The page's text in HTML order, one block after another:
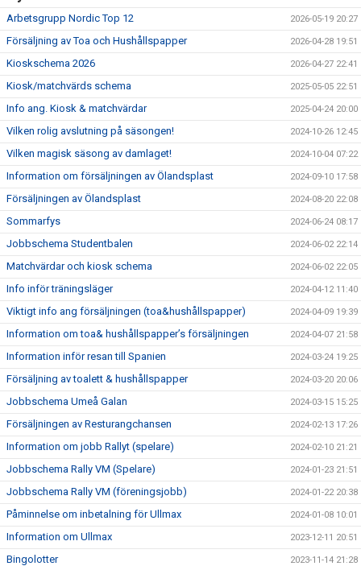
Arbetsgrupp Nordic Top 12 2026-05-19 20:27
Försäljning av Toa och Hushållspapper 2026-04-28 19:51
Kioskschema 2026 2026-04-27 22:41
Kiosk/matchvärds schema 2025-05-05 22:51
Info ang. Kiosk & matchvärdar 2025-04-24 20:00
Vilken rolig avslutning på säsongen! 2024-10-26 12:45
Vilken magisk säsong av damlaget! 2024-10-04 07:22
Information om försäljningen av Ölandsplast 2024-09-10 17:58
Försäljningen av Ölandsplast 2024-08-20 22:08
Sommarfys 2024-06-24 08:17
Jobbschema Studentbalen 2024-06-02 22:14
Matchvärdar och kiosk schema 2024-06-02 22:05
Info inför träningsläger 2024-04-12 11:40
Viktigt info ang försäljningen (toa&hushållspapper) 2024-04-09 19:39
Information om toa& hushållspapper’s försäljningen 2024-04-07 21:58
Information inför resan till Spanien 2024-03-24 19:25
Försäljning av toalett & hushållspapper 2024-03-20 20:06
Jobbschema Umeå Galan 2024-03-15 15:25
Försäljningen av Resturangchansen 2024-02-13 17:26
Information om jobb Rallyt (spelare) 2024-02-10 21:21
Jobbschema Rally VM (Spelare) 2024-01-23 21:51
Jobbschema Rally VM (föreningsjobb) 2024-01-22 20:38
Påminnelse om inbetalning för Ullmax 2024-01-08 10:01
Information om Ullmax 2023-12-11 20:51
Bingolotter 2023-11-14 21:28